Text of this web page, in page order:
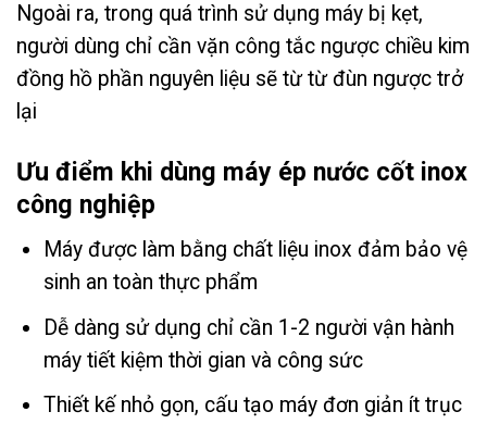
Ngoài ra, trong quá trình sử dụng máy bị kẹt,
người dùng chỉ cần vặn công tắc ngược chiều kim
đồng hồ phần nguyên liệu sẽ từ từ đùn ngược trở
lại
Ưu điểm khi dùng máy ép nước cốt inox
công nghiệp
Máy được làm bằng chất liệu inox đảm bảo vệ
sinh an toàn thực phẩm
Dễ dàng sử dụng chỉ cần 1-2 người vận hành
máy tiết kiệm thời gian và công sức
Thiết kế nhỏ gọn, cấu tạo máy đơn giản ít trục